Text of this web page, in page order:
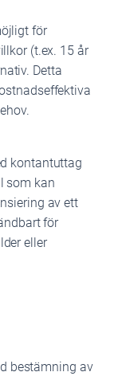
för
(t.ex. 15 år
Detta
kontantuttag
som kan
av ett
för
eller
bestämning av